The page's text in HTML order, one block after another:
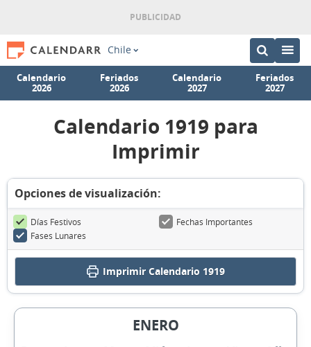
Chile
Calendario
2026
Feriados
2026
Calendario
2027
Feriados
2027
Calendario 1919 para
Imprimir
Opciones de visualización:
Días Festivos
Fechas Importantes
Fases Lunares
ImprimirCalendario 1919
ENERO